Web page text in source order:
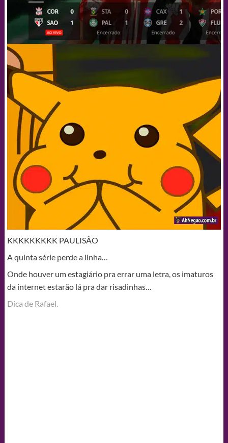
KKKKKKKKK PAULISÃO
A quinta série perde a linha…
Onde houver um estagiário pra errar uma letra, os imaturos
da internet estarão lá pra dar risadinhas…
Dica de Rafael.